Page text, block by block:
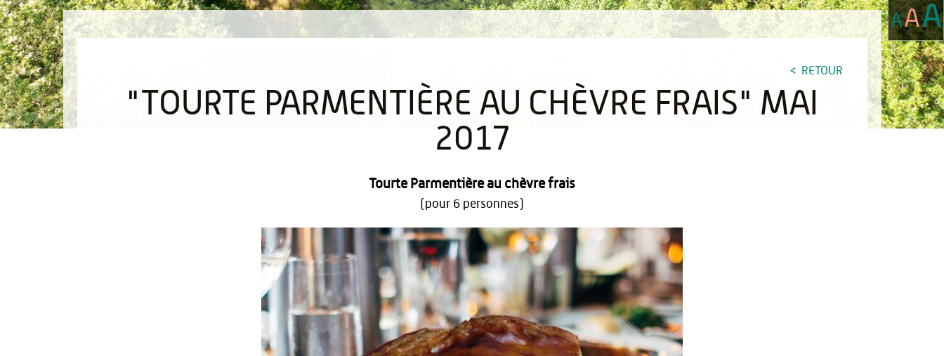
RETOUR
"TOURTE PARMENTIÈRE AU CHÈVRE FRAIS" MAI
2017
Tourte Parmentière au chèvre frais
(pour 6 personnes)
AAA